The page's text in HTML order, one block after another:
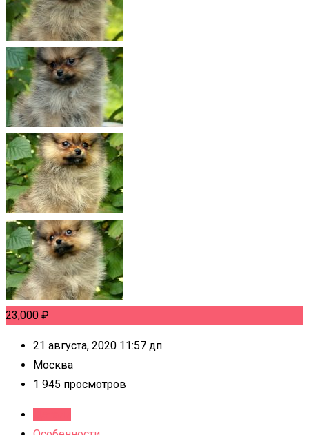
23,000 ₽
21 августа, 2020 11:57 дп
Москва
1 945 просмотров